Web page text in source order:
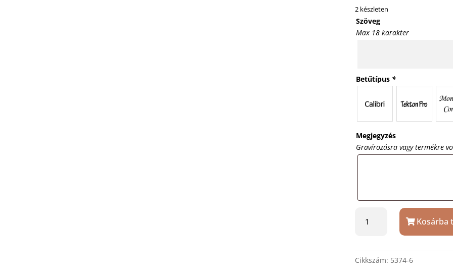
2 készleten
Szöveg
Max 18 karakter
Betűtípus *
Megjegyzés
Gravírozásra vagy termékre
zsebóra
arany
Kosárba
Cikkszám: 5374-6